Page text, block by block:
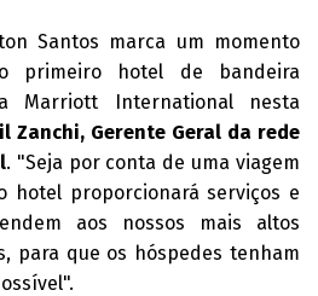
Santos marca um momento
primeiro hotel de bandeira
Marriott International nesta
Zanchi, Gerente Geral da rede
. "Seja por conta de uma viagem
hotel proporcionará serviços e
aos nossos mais altos
para que os hóspedes tenham